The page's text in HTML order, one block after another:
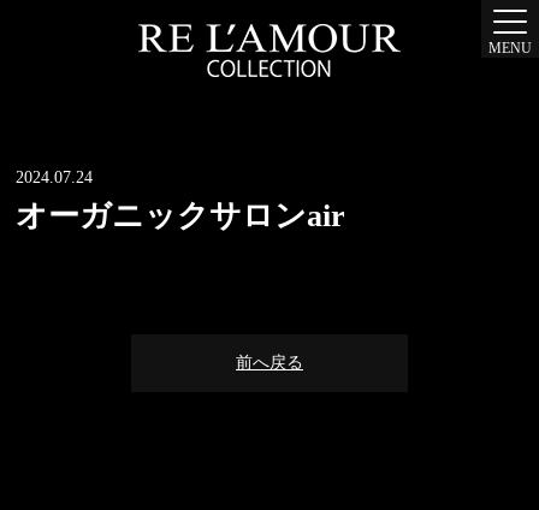
MENU
2024.07.24
オーガニックサロンair
前へ戻る